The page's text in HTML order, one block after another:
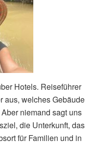
Hotels. Reiseführer
aus, welches Gebäude
niemand sagt uns
die Unterkunft, das
für Familien und in